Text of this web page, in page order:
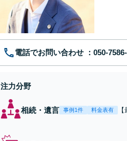
電話でお問い合わせ
注力分野
相続・遺言 事例1件 料金表有